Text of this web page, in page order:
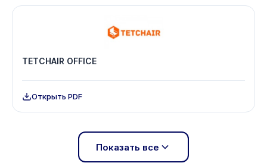
TETCHAIR OFFICE
Открыть PDF
Показать все